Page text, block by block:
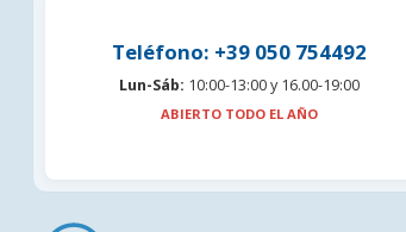
Teléfono: +39 050 754492
Lun-Sáb: 10:00-13:00 y 16.00-19:00
ABIERTO TODO EL AÑO